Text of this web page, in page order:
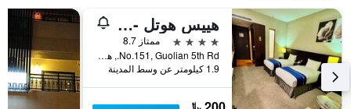
هييس هوتل - هوالين
4 نجوم
ممتاز 8.7
No.151, Guolian 5th Rd., هوالين ستي, تايوان
1.9 كيلومتر عن وسط المدينة